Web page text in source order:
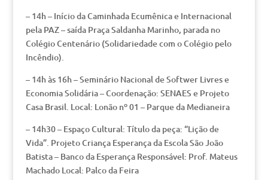
– 14h – Início da Caminhada Ecumênica e Internacional
pela PAZ – saída Praça Saldanha Marinho, parada no
Colégio Centenário (Solidariedade com o Colégio pelo
Incêndio).
– 14h às 16h – Seminário Nacional de Softwer Livres e
Economia Solidária – Coordenação: SENAES e Projeto
Casa Brasil. Local: Lonão nº 01 – Parque da Medianeira
– 14h30 – Espaço Cultural: Título da peça: “Lição de
Vida”. Projeto Criança Esperança da Escola São João
Batista – Banco da Esperança Responsável: Prof. Mateus
Machado Local: Palco da Feira